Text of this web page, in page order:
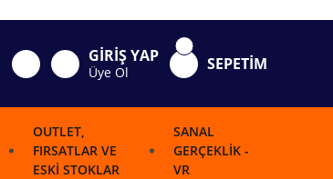
GİRİŞ YAP
Üye Ol SEPETİM
OUTLET,
FIRSATLAR VE
ESKI STOKLAR
SANAL
GERÇEKLIK -
VR